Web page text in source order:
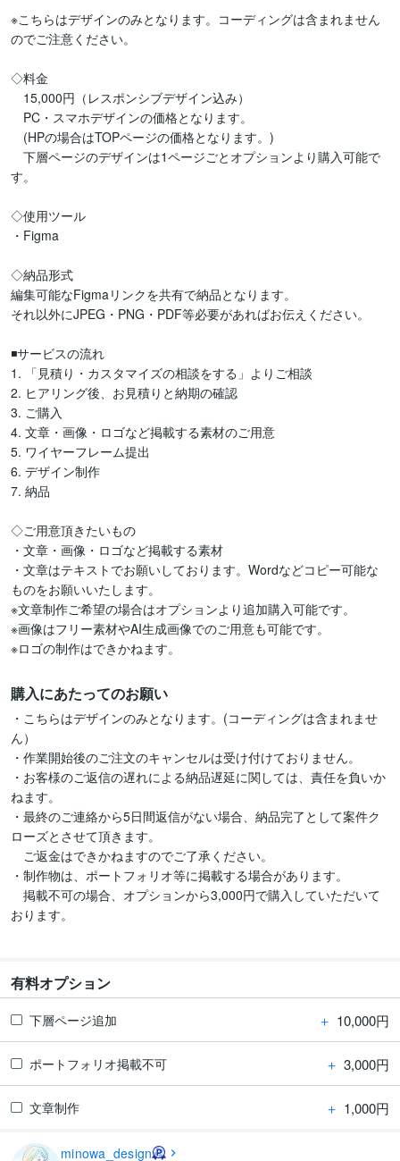
※こちらはデザインのみとなります。コーディングは含まれません
のでご注意ください。
◇料金
15,000円（レスポンシブデザイン込み）
PC・スマホデザインの価格となります。
(HPの場合はTOPページの価格となります。)
下層ページのデザインは1ページごとオプションより購入可能で
す。
◇使用ツール
・Figma
◇納品形式
編集可能なFigmaリンクを共有で納品となります。
それ以外にJPEG・PNG・PDF等必要があればお伝えください。
◾️サービスの流れ
1. 「見積り・カスタマイズの相談をする」よりご相談
2. ヒアリング後、お見積りと納期の確認
3. ご購入
4. 文章・画像・ロゴなど掲載する素材のご用意
5. ワイヤーフレーム提出
6. デザイン制作
7. 納品
◇ご用意頂きたいもの
・文章・画像・ロゴなど掲載する素材
・文章はテキストでお願いしております。Wordなどコピー可能な
ものをお願いいたします。
※文章制作ご希望の場合はオプションより追加購入可能です。
※画像はフリー素材やAI生成画像でのご用意も可能です。
※ロゴの制作はできかねます。
購入にあたってのお願い
・こちらはデザインのみとなります。(コーディングは含まれませ
ん）
・作業開始後のご注文のキャンセルは受け付けておりません。
・お客様のご返信の遅れによる納品遅延に関しては、責任を負いか
ねます。
・最終のご連絡から5日間返信がない場合、納品完了として案件ク
ローズとさせて頂きます。
ご返金はできかねますのでご了承ください。
・制作物は、ポートフォリオ等に掲載する場合があります。
掲載不可の場合、オプションから3,000円で購入していただいて
おります。
有料オプション
下層ページ追加 ＋ 10,000円
ポートフォリオ掲載不可 ＋ 3,000円
文章制作 ＋ 1,000円
minowa_design